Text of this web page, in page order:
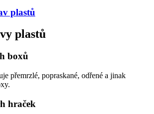
plastů
plastů
boxů
přemrzlé, popraskané, odřené a jinak
hraček